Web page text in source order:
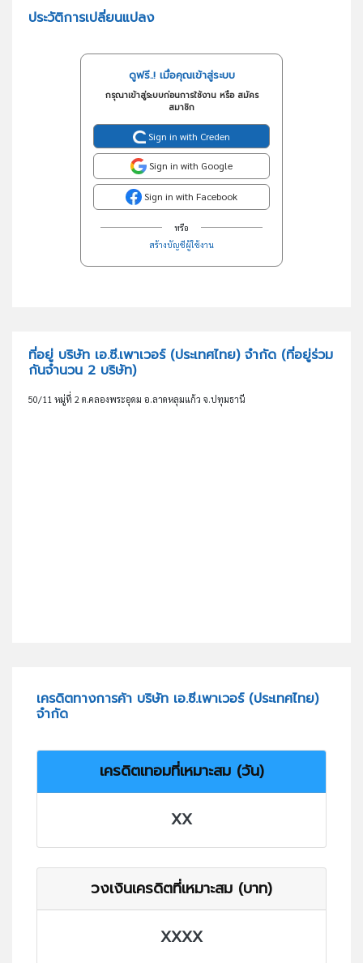
ประวัติการเปลี่ยนแปลง
ดูฟรี..! เมื่อคุณเข้าสู่ระบบ
กรุณาเข้าสู่ระบบก่อนการใช้งาน หรือ สมัคร
สมาชิก
Sign in with Creden
Sign in with Google
Sign in with Facebook
หรือ
สร้างบัญชีผู้ใช้งาน
ที่อยู่ บริษัท เอ.ซี.เพาเวอร์ (ประเทศไทย) จำกัด (ที่อยู่ร่วม
กันจำนวน 2 บริษัท)
50/11 หมู่ที่ 2 ต.คลองพระอุดม อ.ลาดหลุมแก้ว จ.ปทุมธานี
เครดิตทางการค้า บริษัท เอ.ซี.เพาเวอร์ (ประเทศไทย)
จำกัด
เครดิตเทอมที่เหมาะสม (วัน)
XX
วงเงินเครดิตที่เหมาะสม (บาท)
XXXX